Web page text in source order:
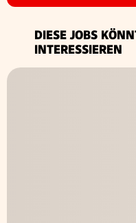
DIESE JOBS
INTERESSIEREN